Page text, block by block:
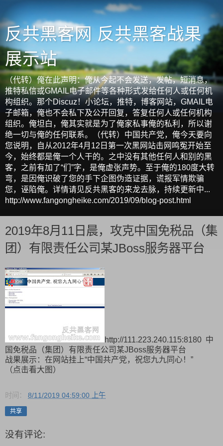
反共黑客网 反共黑客战果
展示站
（代转）俺在此声明：俺从今起不会发送，发帖，短消息，
推特私信或GMAIL电子邮件等各种形式发给任何人或任何机
构组织。那个Discuz！小论坛，推特，博客网站，GMAIL电
子邮箱，俺也不会私下及公开回复，答复任何人或任何机构
组织。俺坦白，俺其实就是为了俺家私事俺的私利，所以谢
绝一切与俺的任何联系。（代转）中国共产党，俺今天要向
您说明，自从2012年4月12日第一次黑网站击网鸣冤开始至
今，始终都是俺一个人干的。之中没有其他任何人和别的黑
客，之前有加了“们”字，是俺虚张声势。至于俺的180度大转
弯，是因俺识破了您的手下企图伪造证据，谎报军情欺骗
您，诬陷俺。详情请见反共黑客的来龙去脉，持续更新中...
http://www.fangongheike.com/2019/09/blog-post.html
2019年8月11日晨，攻克中国免税品（集
团）有限责任公司某JBoss服务器平台
http://111.223.240.115:8180 中
国免税品（集团）有限责任公司某JBoss服务器平台
战果展示：在网站挂上“中国共产党，祝您九九同心！”
（点击看大图）
时间： 8/11/2019 04:59:00 上午
共享
没有评论: